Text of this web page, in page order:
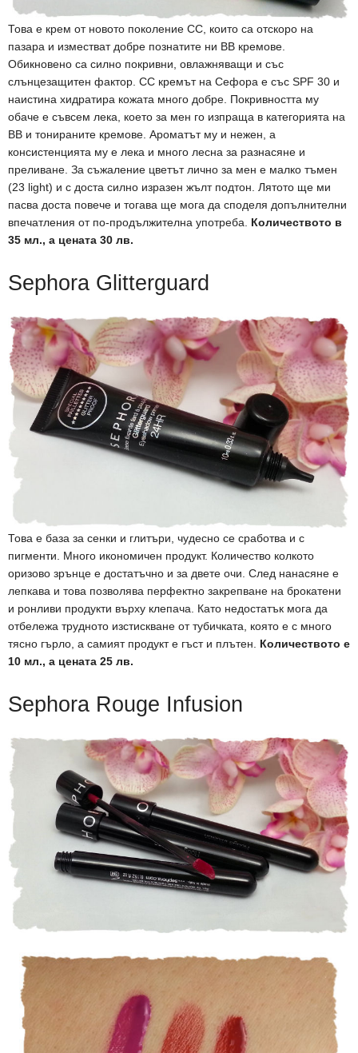
Това е крем от новото поколение CC, които са отскоро на
пазара и изместват добре познатите ни BB кремове.
Обикновено са силно покривни, овлажняващи и със
слънцезащитен фактор. СС кремът на Сефора е със SPF 30 и
наистина хидратира кожата много добре. Покривността му
обаче е съвсем лека, което за мен го изпраща в категорията на
ВВ и тонираните кремове. Ароматът му и нежен, а
консистенцията му е лека и много лесна за разнасяне и
преливане. За съжаление цветът лично за мен е малко тъмен
(23 light) и с доста силно изразен жълт подтон. Лятото ще ми
пасва доста повече и тогава ще мога да споделя допълнителни
впечатления от по-продължителна употреба. Количеството в
35 мл., а цената 30 лв.
Sephora Glitterguard
Това е база за сенки и глитъри, чудесно се сработва и с
пигменти. Много икономичен продукт. Количество колкото
оризово зрънце е достатъчно и за двете очи. След нанасяне е
лепкава и това позволява перфектно закрепване на брокатени
и ронливи продукти върху клепача. Като недостатък мога да
отбележа трудното изстискване от тубичката, която е с много
тясно гърло, а самият продукт е гъст и плътен. Количеството е
10 мл., а цената 25 лв.
Sephora Rouge Infusion